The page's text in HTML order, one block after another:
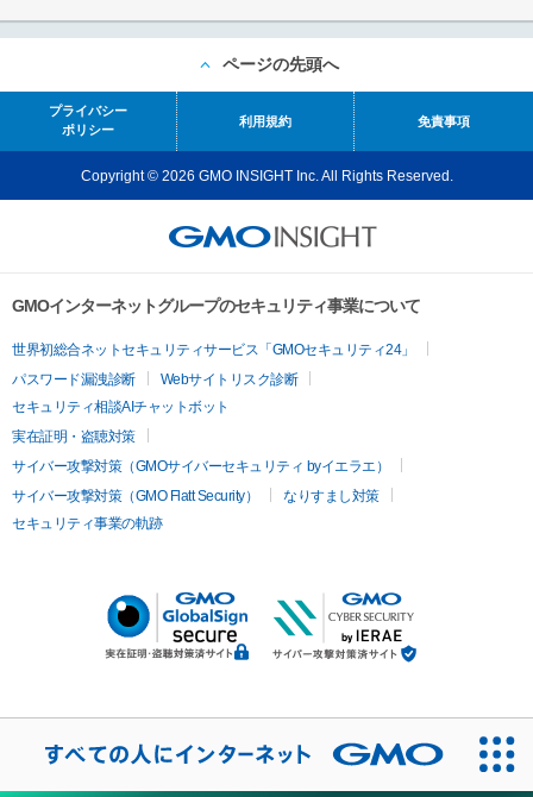
ページの先頭へ
プライバシー
ポリシー
利用規約 免責事項
Copyright © 2026 GMO INSIGHT Inc. All Rights Reserved.
GMOインターネットグループのセキュリティ事業について
世界初総合ネットセキュリティサービス「GMOセキュリティ24」
パスワード漏洩診断
Webサイトリスク診断
セキュリティ相談AIチャットボット
実在証明・盗聴対策
サイバー攻撃対策（GMOサイバーセキュリティ byイエラエ）
サイバー攻撃対策（GMO Flatt Security）
なりすまし対策
セキュリティ事業の軌跡